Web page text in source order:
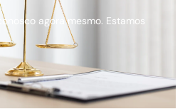
agora mesmo. Estamos